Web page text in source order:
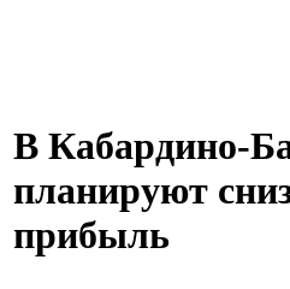
В Кабардино-
планируют
прибыль